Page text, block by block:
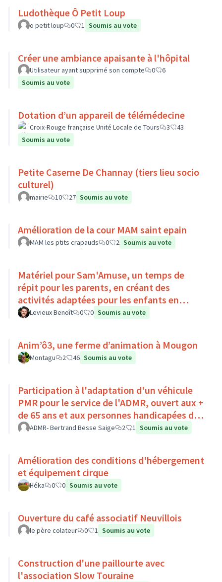
Ludothèque Ô Petit Loup
o petit loup 0 1 Soumis au vote
Créer une ambiance apaisante à l'hôpital
Utilisateur ayant supprimé son compte 0
6
Soumis au vote
Dotation d’un appareil de télémédecine
Croix-Rouge française Unité Locale de Tours 3
43
Soumis au vote
Petite Caserne De Channay (tiers lieu socio
culturel)
mairie 10 27 Soumis au vote
Amélioration de la cour MAM saint epain
MAM les ptits crapauds 0 2 Soumis au vote
Matériel pour Sam'Amuse, un temps de
répit pour les parents, en créant des
activités adaptées pour les enfants en
situation de handicap
Levieux Benoît 0 0 Soumis au vote
Anim’ô3, une ferme d’animation à Mougon
Montagu 2 46 Soumis au vote
Participation à l'adaptation d'un véhicule
PMR pour le service de l'ADMR, ouvert aux +
de 65 ans et aux personnes handicapées du
Pays Loire-Touraine.
ADMR- Bertrand Besse Saige 2 1 Soumis au vote
Amélioration des conditions d'hébergement
et équipement cirque
Héka 0 0 Soumis au vote
Ouverture du café associatif Neuvillois
le père colateur 0 1 Soumis au vote
Construction d'une paillourte avec
l'association Slow Touraine